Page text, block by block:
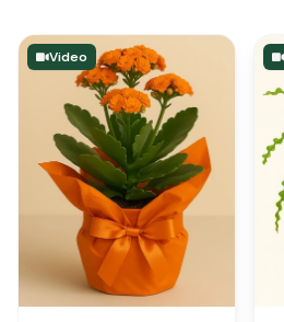
Video